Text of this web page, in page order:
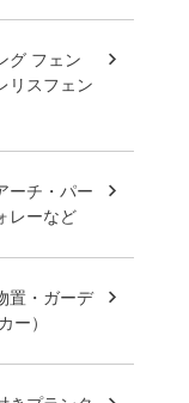
グ フェン
スフェン
ーチ・パー
レーなど
置・ガーデ
ー）